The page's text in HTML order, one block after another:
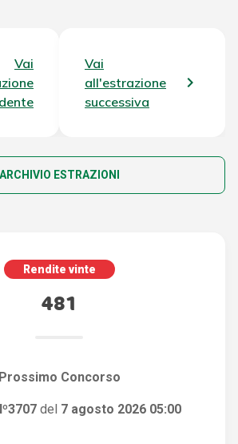
Vai
Vai
all'estrazione
successiva
ARCHIVIO ESTRAZIONI
Rendite vinte
481
Prossimo Concorso
del 7 agosto 2026 05:00